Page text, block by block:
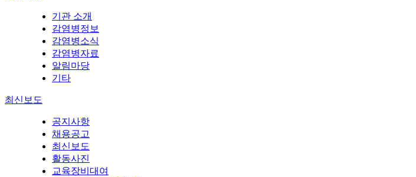
기관 소개
감염병정보
감염병소식
감염병자료
알림마당
기타
최신보도
공지사항
채용공고
최신보도
활동사진
교육장비대여